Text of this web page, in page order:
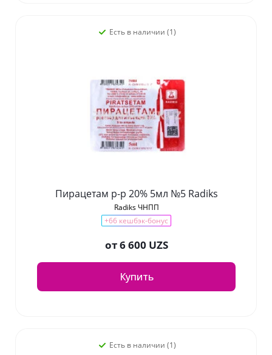
Есть в наличии (1)
Пирацетам р-р 20% 5мл №5 Radiks
Radiks ЧНПП
+66 кешбэк-бонус
от6 600 UZS
Купить
Есть в наличии (1)